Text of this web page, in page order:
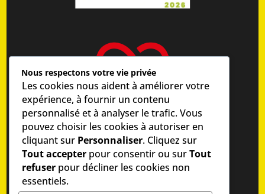
©MIRA COMMUNICATION
Nous respectons votre vie privée
Les cookies nous aident à améliorer votre
expérience, à fournir un contenu
personnalisé et à analyser le trafic. Vous
pouvez choisir les cookies à autoriser en
cliquant sur Personnaliser. Cliquez sur
Tout accepter pour consentir ou surTout
refuser pour décliner les cookies non
essentiels.